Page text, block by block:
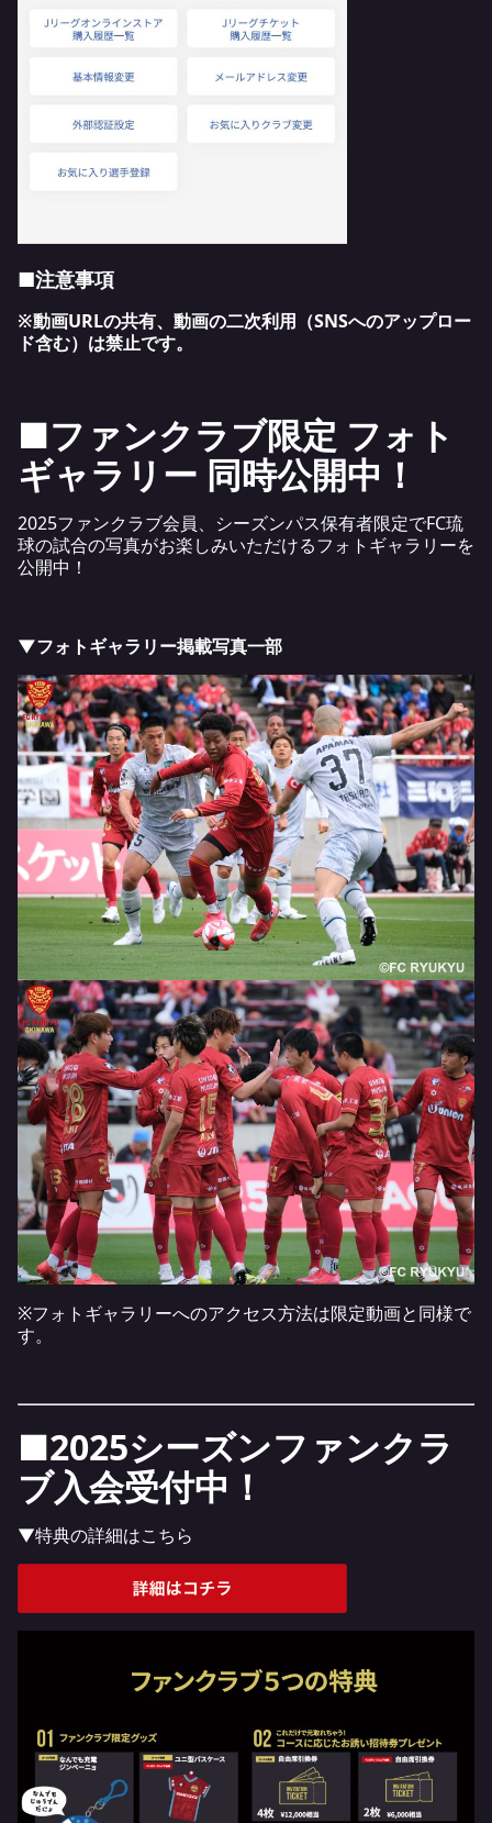
■注意事項
※動画URLの共有、動画の二次利用（SNSへのアップロー
ド含む）は禁止です。
■ファンクラブ限定 フォト
ギャラリー 同時公開中！
2025ファンクラブ会員、シーズンパス保有者限定でFC琉
球の試合の写真がお楽しみいただけるフォトギャラリーを
公開中！
▼フォトギャラリー掲載写真一部
※フォトギャラリーへのアクセス方法は限定動画と同様で
す。
■2025シーズンファンクラ
ブ入会受付中！
▼特典の詳細はこちら